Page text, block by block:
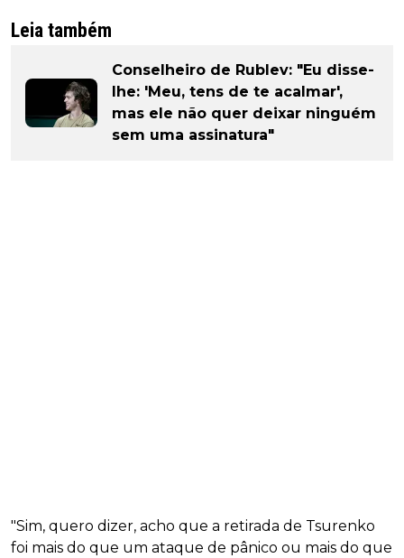
Leia também
Conselheiro de Rublev: "Eu disse-
lhe: 'Meu, tens de te acalmar',
mas ele não quer deixar ninguém
sem uma assinatura"
"Sim, quero dizer, acho que a retirada de Tsurenko
foi mais do que um ataque de pânico ou mais do que